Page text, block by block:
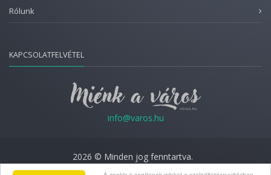
Rólunk
KAPCSOLATFELVÉTEL
info@varos.hu
2026 © Minden jog fenntartva.